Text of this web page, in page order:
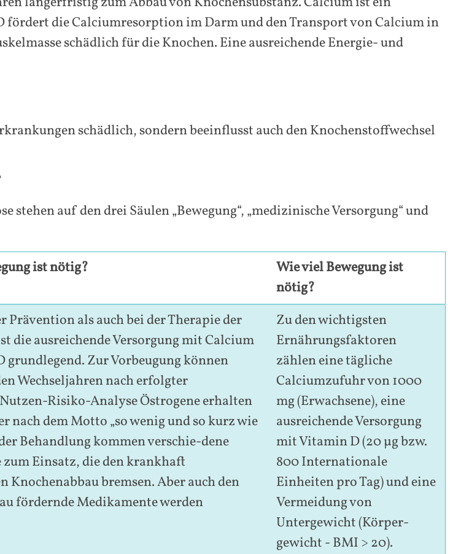
fördert die Calciumresorption im Darm und den Transport von Calcium in
schädlich für die Knochen. Eine ausreichende Energie- und
schädlich, sondern beeinflusst auch den Knochenstoffwechsel
stehen auf den drei Säulen „Bewegung“, „medizinische Versorgung“ und
ist nötig?
Wie viel Bewegung ist
nötig?
Prävention als auch bei der Therapie der
die ausreichende Versorgung mit Calcium
grundlegend. Zur Vorbeugung können
Wechseljahren nach erfolgter
Risiko-Analyse Östrogene erhalten
nach dem Motto „so wenig und so kurz wie
Behandlung kommen verschie-dene
Einsatz, die den krankhaft
Knochenabbau bremsen. Aber auch den
fördernde Medikamente werden
Zu den wichtigsten
Ernährungsfaktoren
zählen eine tägliche
Calciumzufuhr von 1000
mg (Erwachsene), eine
ausreichende Versorgung
mit Vitamin D (20 µg bzw.
800 Internationale
Einheiten pro Tag) und eine
Vermeidung von
Untergewicht (Körper-
gewicht - BMI > 20).